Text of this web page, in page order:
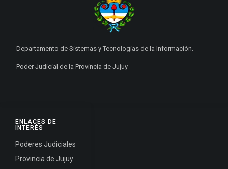
ENLACES DE
INTERÉS
Poderes Judiciales
Provincia de Jujuy
Departamento de Sistemas y Tecnologías de la Información.
Poder Judicial de la Provincia de Jujuy